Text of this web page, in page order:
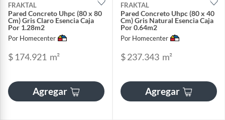
FRAKTAL
Pared Concreto Uhpc (80 x 80
Cm) Gris Claro Esencia Caja
Por 1.28m2
Por Homecenter
$ 174.921 m²
Agregar
FRAKTAL
Pared Concreto Uhpc (80 x 40
Cm) Gris Natural Esencia Caja
Por 0.64m2
Por Homecenter
$ 237.343 m²
Agregar